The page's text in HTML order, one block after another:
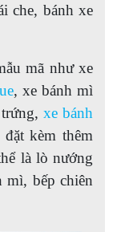
che, bánh xe
mã như xe
, xe bánh mì
xe bánh
kèm thêm
là lò nướng
mì, bếp chiên